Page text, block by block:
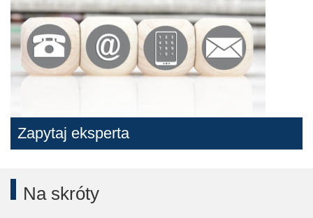
Zapytaj eksperta
Na skróty